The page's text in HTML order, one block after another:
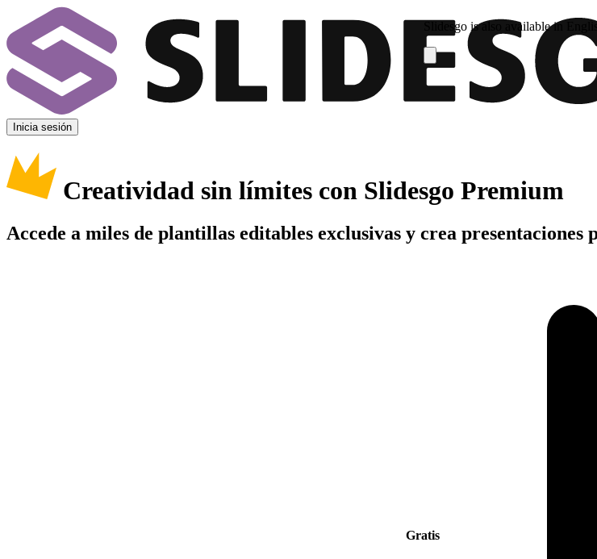
Slidesgo is also available in
Inicia sesión
Creatividad sin límites con Slidesgo Premium
Accede a miles de plantillas editables exclusivas y crea presentaciones
Gratis